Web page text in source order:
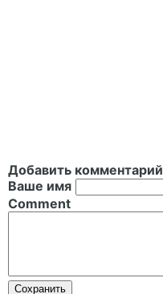
Добавить комментарий
Ваше имя
Comment